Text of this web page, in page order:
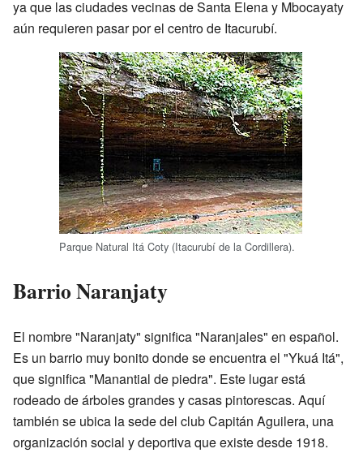
ya que las ciudades vecinas de Santa Elena y Mbocayaty
aún requieren pasar por el centro de Itacurubí.
Parque Natural Itá Coty (Itacurubí de la Cordillera).
Barrio Naranjaty
El nombre "Naranjaty" significa "Naranjales" en español.
Es un barrio muy bonito donde se encuentra el "Ykuá Itá",
que significa "Manantial de piedra". Este lugar está
rodeado de árboles grandes y casas pintorescas. Aquí
también se ubica la sede del club Capitán Aguilera, una
organización social y deportiva que existe desde 1918.